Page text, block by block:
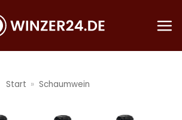
Start » Schaumwein